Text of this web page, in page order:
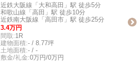
近鉄大阪線「大和高田」駅 徒歩5分
和歌山線「高田」駅 徒歩10分
近鉄南大阪線「高田市」駅 徒歩25分
3.4万円
間取:1R
建物面積:- / 8.77坪
土地面積:- / -
敷金/礼金:0万円/0万円